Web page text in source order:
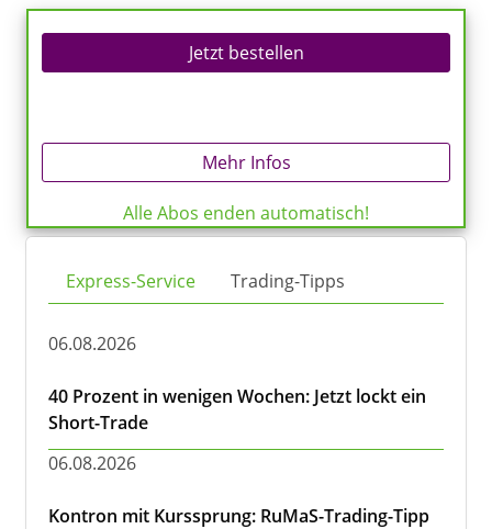
Jetzt bestellen
Mehr Infos
Alle Abos enden automatisch!
Express-Service Trading-Tipps
06.08.2026
40 Prozent in wenigen Wochen: Jetzt lockt ein
Short-Trade
06.08.2026
Kontron mit Kurssprung: RuMaS-Trading-Tipp